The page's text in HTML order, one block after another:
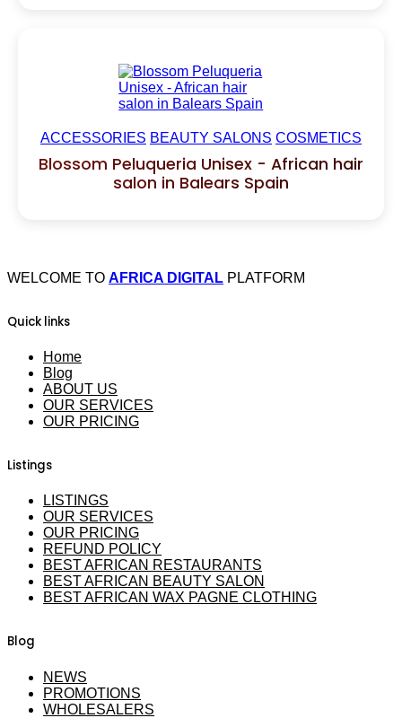
ACCESSORIES BEAUTY SALONS COSMETICS
Blossom Peluqueria Unisex - African hair
salon in Balears Spain
WELCOME TO AFRICA DIGITAL PLATFORM
Quick links
Home
Blog
ABOUT US
OUR SERVICES
OUR PRICING
Listings
LISTINGS
OUR SERVICES
OUR PRICING
REFUND POLICY
BEST AFRICAN RESTAURANTS
BEST AFRICAN BEAUTY SALON
BEST AFRICAN WAX PAGNE CLOTHING
Blog
NEWS
PROMOTIONS
WHOLESALERS